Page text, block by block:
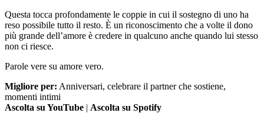
Questa tocca profondamente le coppie in cui il sostegno di uno ha
reso possibile tutto il resto. È un riconoscimento che a volte il dono
più grande dell’amore è credere in qualcuno anche quando lui stesso
non ci riesce.
Parole vere su amore vero.
Migliore per: Anniversari, celebrare il partner che sostiene,
momenti intimi
Ascolta su YouTube | Ascolta su Spotify